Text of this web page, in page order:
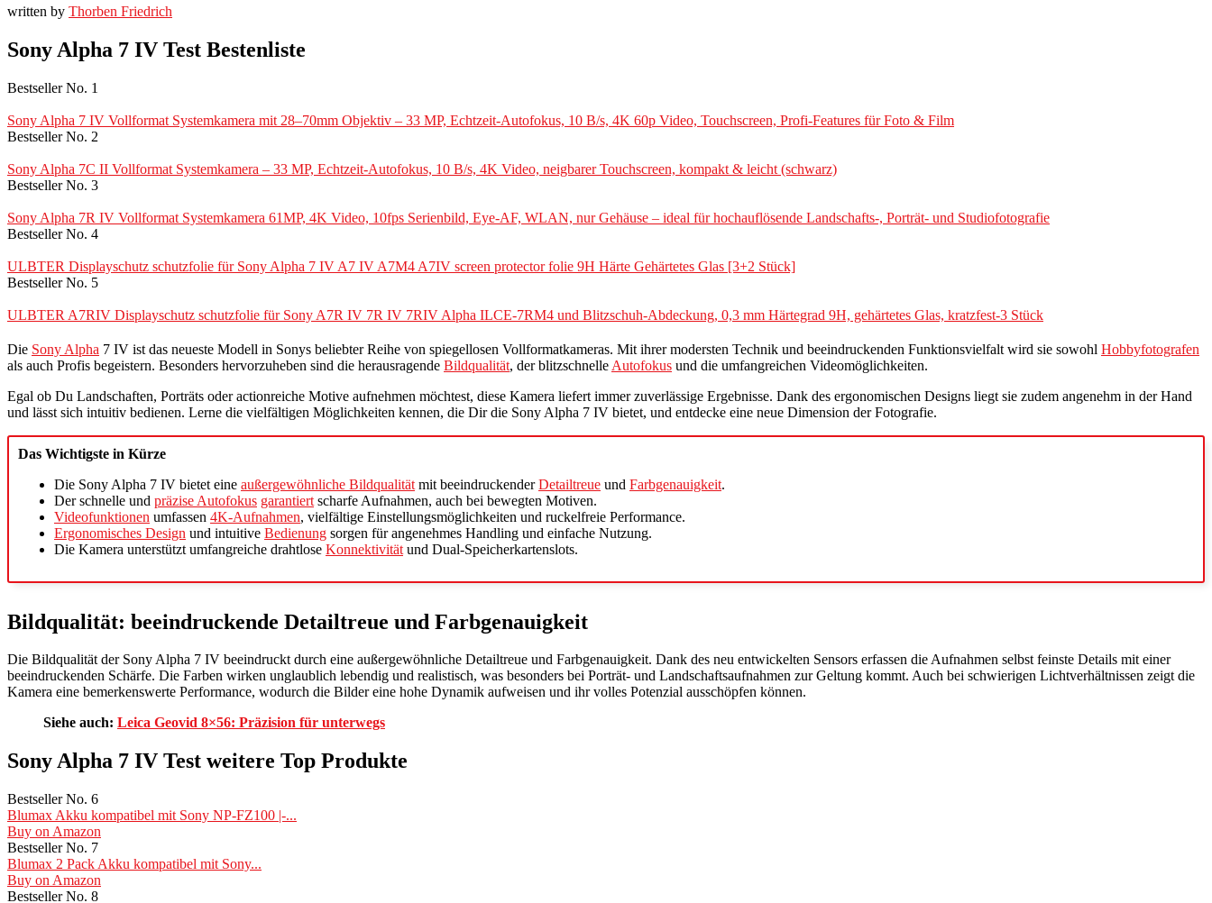
written by Thorben Friedrich
Sony Alpha 7 IV Test Bestenliste
Bestseller No. 1
Sony Alpha 7 IV Vollformat Systemkamera mit 28–70mm Objektiv – 33 MP, Echtzeit-Autofokus, 10 B/s, 4K 60p Video, Touchscreen, Profi-Features für Foto & Film
Bestseller No. 2
Sony Alpha 7C II Vollformat Systemkamera – 33 MP, Echtzeit-Autofokus, 10 B/s, 4K Video, neigbarer Touchscreen, kompakt & leicht (schwarz)
Bestseller No. 3
Sony Alpha 7R IV Vollformat Systemkamera 61MP, 4K Video, 10fps Serienbild, Eye-AF, WLAN, nur Gehäuse – ideal für hochauflösende Landschafts-, Porträt- und Studiofotografie
Bestseller No. 4
ULBTER Displayschutz schutzfolie für Sony Alpha 7 IV A7 IV A7M4 A7IV screen protector folie 9H Härte Gehärtetes Glas [3+2 Stück]
Bestseller No. 5
ULBTER A7RIV Displayschutz schutzfolie für Sony A7R IV 7R IV 7RIV Alpha ILCE-7RM4 und Blitzschuh-Abdeckung, 0,3 mm Härtegrad 9H, gehärtetes Glas, kratzfest-3 Stück
Die Sony Alpha 7 IV ist das neueste Modell in Sonys beliebter Reihe von spiegellosen Vollformatkameras. Mit ihrer modersten Technik und beeindruckenden Funktionsvielfalt wird sie sowohl Hobbyfotografen
als auch Profis begeistern. Besonders hervorzuheben sind die herausragende Bildqualität, der blitzschnelle Autofokus und die umfangreichen Videomöglichkeiten.
Egal ob Du Landschaften, Porträts oder actionreiche Motive aufnehmen möchtest, diese Kamera liefert immer zuverlässige Ergebnisse. Dank des ergonomischen Designs liegt sie zudem angenehm in der Hand
und lässt sich intuitiv bedienen. Lerne die vielfältigen Möglichkeiten kennen, die Dir die Sony Alpha 7 IV bietet, und entdecke eine neue Dimension der Fotografie.
Das Wichtigste in Kürze
Die Sony Alpha 7 IV bietet eine außergewöhnliche Bildqualität mit beeindruckenderDetailtreue und Farbgenauigkeit.
Der schnelle und präzise Autofokus garantiert scharfe Aufnahmen, auch bei bewegten Motiven.
Videofunktionen umfassen 4K-Aufnahmen, vielfältige Einstellungsmöglichkeiten und ruckelfreie Performance.
Ergonomisches Design und intuitive Bedienung sorgen für angenehmes Handling und einfache Nutzung.
Die Kamera unterstützt umfangreiche drahtlose Konnektivität und Dual-Speicherkartenslots.
Bildqualität: beeindruckende Detailtreue und Farbgenauigkeit
Die Bildqualität der Sony Alpha 7 IV beeindruckt durch eine außergewöhnliche Detailtreue und Farbgenauigkeit. Dank des neu entwickelten Sensors erfassen die Aufnahmen selbst feinste Details mit einer
beeindruckenden Schärfe. Die Farben wirken unglaublich lebendig und realistisch, was besonders bei Porträt- und Landschaftsaufnahmen zur Geltung kommt. Auch bei schwierigen Lichtverhältnissen zeigt die
Kamera eine bemerkenswerte Performance, wodurch die Bilder eine hohe Dynamik aufweisen und ihr volles Potenzial ausschöpfen können.
Siehe auch: Leica Geovid 8×56: Präzision für unterwegs
Sony Alpha 7 IV Test weitere Top Produkte
Bestseller No. 6
Blumax Akku kompatibel mit Sony NP-FZ100 |-...
Buy on Amazon
Bestseller No. 7
Blumax 2 Pack Akku kompatibel mit Sony...
Buy on Amazon
Bestseller No. 8